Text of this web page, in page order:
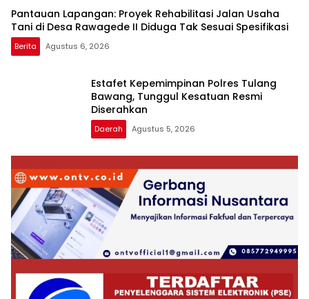
Pantauan Lapangan: Proyek Rehabilitasi Jalan Usaha
Tani di Desa Rawagede II Diduga Tak Sesuai Spesifikasi
Berita Agustus 6, 2026
Estafet Kepemimpinan Polres Tulang
Bawang, Tunggul Kesatuan Resmi
Diserahkan
Daerah Agustus 5, 2026